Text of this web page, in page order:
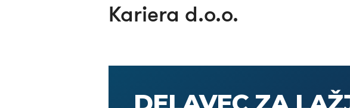
Kariera d.o.o.